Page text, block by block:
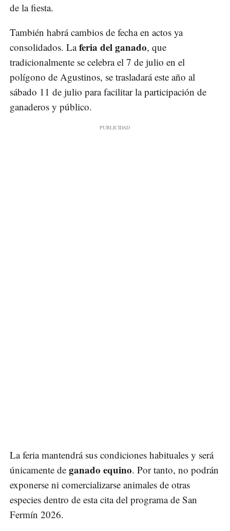
de la fiesta.
También habrá cambios de fecha en actos ya
consolidados. Laferia del ganado, que
tradicionalmente se celebra el 7 de julio en el
polígono de Agustinos, se trasladará este año al
sábado 11 de julio para facilitar la participación de
ganaderos y público.
La feria mantendrá sus condiciones habituales y será
únicamente de ganado equino. Por tanto, no podrán
exponerse ni comercializarse animales de otras
especies dentro de esta cita del programa de San
Fermín 2026.